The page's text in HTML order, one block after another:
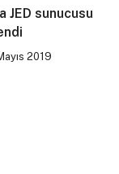
JED sunucusu
2019